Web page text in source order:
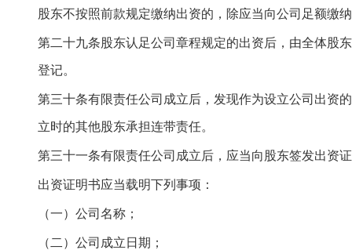
股东不按照前款规定缴纳出资的，除应当向公司足额缴
第二十九条股东认足公司章程规定的出资后，由全体股
登记。
第三十条有限责任公司成立后，发现作为设立公司出资
立时的其他股东承担连带责任。
第三十一条有限责任公司成立后，应当向股东签发出资
出资证明书应当载明下列事项：
（一）公司名称；
（二）公司成立日期；